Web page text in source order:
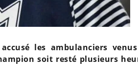
les ambulanciers
soit resté plusieurs